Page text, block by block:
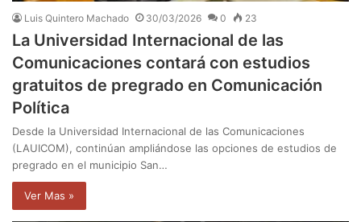
Luis Quintero Machado 30/03/2026 0 23
La Universidad Internacional de las
Comunicaciones contará con estudios
gratuitos de pregrado en Comunicación
Política
Desde la Universidad Internacional de las Comunicaciones
(LAUICOM), continúan ampliándose las opciones de estudios de
pregrado en el municipio San…
Ver Mas »